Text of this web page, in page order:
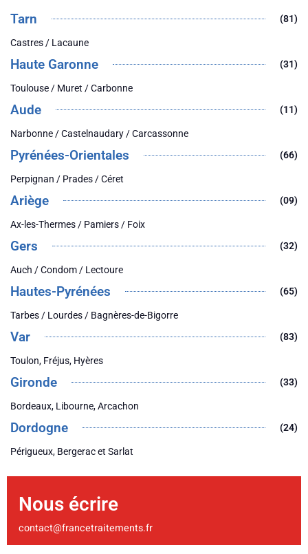
Tarn (81)
Castres / Lacaune
Haute Garonne (31)
Toulouse / Muret / Carbonne
Aude (11)
Narbonne / Castelnaudary / Carcassonne
Pyrénées-Orientales (66)
Perpignan / Prades / Céret
Ariège (09)
Ax-les-Thermes / Pamiers / Foix
Gers (32)
Auch / Condom / Lectoure
Hautes-Pyrénées (65)
Tarbes / Lourdes / Bagnères-de-Bigorre
Var (83)
Toulon, Fréjus, Hyères
Gironde (33)
Bordeaux, Libourne, Arcachon
Dordogne (24)
Périgueux, Bergerac et Sarlat
Nous écrire
contact@francetraitements.fr